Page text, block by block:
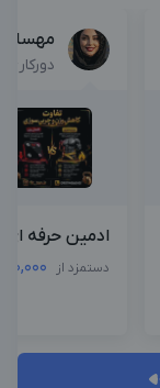
مهسا
دورکاری
ادمین حرفه
دستمزد از